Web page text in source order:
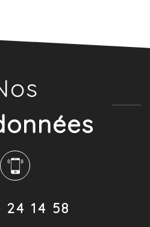
Nos
24 14 58